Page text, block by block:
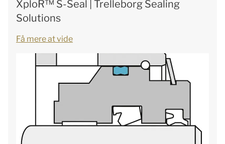
XploR™ S-Seal | Trelleborg Sealing
Solutions
Få mere at vide